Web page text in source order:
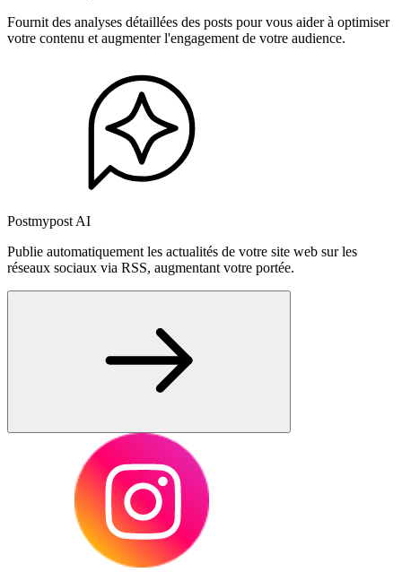
Fournit des analyses détaillées des posts pour vous aider à optimiser
votre contenu et augmenter l'engagement de votre audience.
Postmypost AI
Publie automatiquement les actualités de votre site web sur les
réseaux sociaux via RSS, augmentant votre portée.